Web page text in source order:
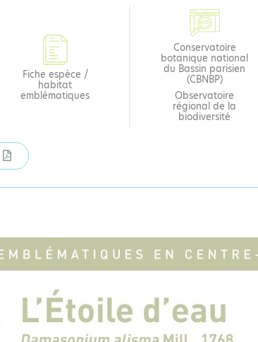
Fiche espèce /
habitat
emblématiques
Conservatoire
botanique national
du Bassin parisien
(CBNBP)
Observatoire
régional de la
biodiversité